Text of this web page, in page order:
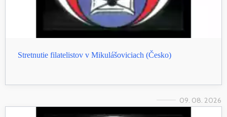
Stretnutie filatelistov v Mikulášoviciach (Česko)
09. 08. 2026